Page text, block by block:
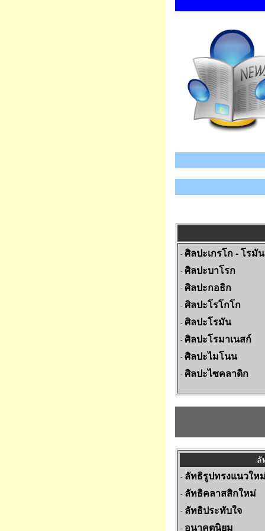
- ศิลปะเกรโก - โรมัน
- ศิลปะบาโรก
- ศิลปะกอธิก
- ศิลปะโรโกโก
- ศิลปะโรมัน
- ศิลปะโรมาเนสก์
- ศิลปะไมโนน
- ศิลปะไซคลาดิก
ลั
- ลัทธิรูปทรงแนวให
- ลัทธิคลาสสิกใหม่
- ลัทธิประทับใจ
- อนาคตนิยม